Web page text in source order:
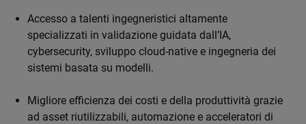
Accesso a talenti ingegneristici altamente
specializzati in validazione guidata dall’IA,
cybersecurity, sviluppo cloud-native e ingegneria dei
sistemi basata su modelli.
Migliore efficienza dei costi e della produttività grazie
ad asset riutilizzabili, automazione e acceleratori di